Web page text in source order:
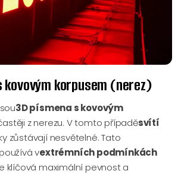
kovovým korpusem (nerez)
3D písmena s kovovým
z nerezu. V tomto případěsvítí
zůstávají nesvětelné. Tato
vextrémních podmínkách
klíčová maximální pevnost a